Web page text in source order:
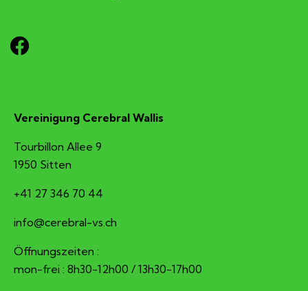
Vereinigung Cerebral Wallis
Tourbillon Allee 9
1950 Sitten
+41 27 346 70 44
hc.sv-larberec@ofni
Öffnungszeiten :
mon-frei : 8h30-12h00 / 13h30-17h00